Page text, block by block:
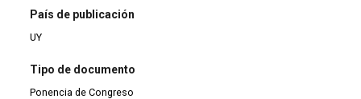
País de publicación
UY
Tipo de documento
Ponencia de Congreso